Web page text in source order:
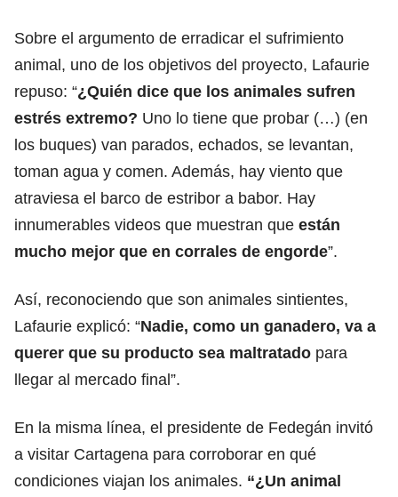
Sobre el argumento de erradicar el sufrimiento
animal, uno de los objetivos del proyecto, Lafaurie
repuso: “¿Quién dice que los animales sufren
estrés extremo? Uno lo tiene que probar (…) (en
los buques) van parados, echados, se levantan,
toman agua y comen. Además, hay viento que
atraviesa el barco de estribor a babor. Hay
innumerables videos que muestran que están
mucho mejor que en corrales de engorde”.
Así, reconociendo que son animales sintientes,
Lafaurie explicó: “Nadie, como un ganadero, va a
querer que su producto sea maltratado para
llegar al mercado final”.
En la misma línea, el presidente de Fedegán invitó
a visitar Cartagena para corroborar en qué
condiciones viajan los animales. “¿Un animal